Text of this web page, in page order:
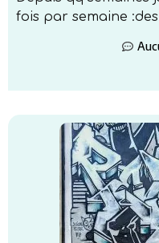
fois par semaine